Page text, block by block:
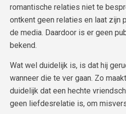
romantische relaties niet te
ontkent geen relaties en laat zijn
de media. Daardoor is er geen
bekend.
Wat wel duidelijk is, is dat hij
wanneer die te ver gaan. Zo
duidelijk dat een hechte
geen liefdesrelatie is, om